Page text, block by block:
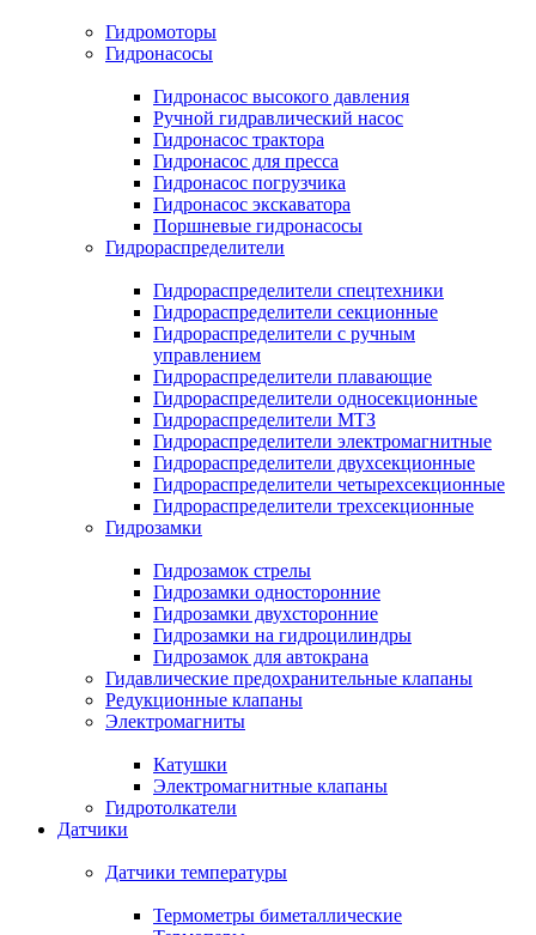
Гидромоторы
Гидронасосы
Гидронасос высокого давления
Ручной гидравлический насос
Гидронасос трактора
Гидронасос для пресса
Гидронасос погрузчика
Гидронасос экскаватора
Поршневые гидронасосы
Гидрораспределители
Гидрораспределители спецтехники
Гидрораспределители секционные
Гидрораспределители с ручным
управлением
Гидрораспределители плавающие
Гидрораспределители односекционные
Гидрораспределители МТЗ
Гидрораспределители электромагнитные
Гидрораспределители двухсекционные
Гидрораспределители четырехсекционные
Гидрораспределители трехсекционные
Гидрозамки
Гидрозамок стрелы
Гидрозамки односторонние
Гидрозамки двухсторонние
Гидрозамки на гидроцилиндры
Гидрозамок для автокрана
Гидавлические предохранительные клапаны
Редукционные клапаны
Электромагниты
Катушки
Электромагнитные клапаны
Гидротолкатели
Датчики
Датчики температуры
Термометры биметаллические